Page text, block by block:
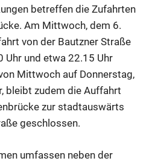
betreffen die Zufahrten
Am Mittwoch, dem 6.
von der Bautzner Straße
Uhr und etwa 22.15 Uhr
Mittwoch auf Donnerstag,
bleibt zudem die Auffahrt
zur stadtauswärts
geschlossen.
umfassen neben der